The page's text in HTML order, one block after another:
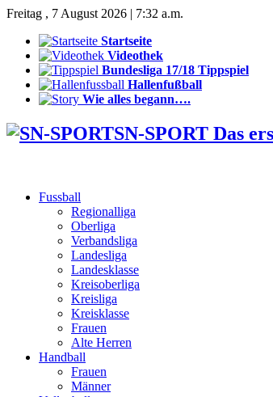
Freitag , 7 August 2026 | 7:32 a.m.
Startseite
Videothek
Bundesliga 17/18 Tippspiel
Hallenfußball
Wie alles begann….
SN-SPORT Das
Fussball
Regionalliga
Oberliga
Verbandsliga
Landesliga
Landesklasse
Kreisoberliga
Kreisliga
Kreisklasse
Frauen
Alte Herren
Handball
Frauen
Männer